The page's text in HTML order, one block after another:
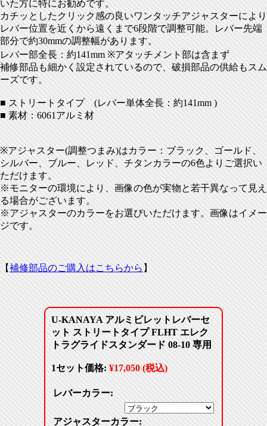
いた方に特にお勧めです。
カチッとしたクリック感の良いワンタッチアジャスターにより
レバー位置を近くから遠くまで6段階で調整可能。レバー先端
部分で約30mmの調整幅があります。
レバー部全長：約141mm ※アタッチメント部は含まず
補修部品も細かく設定されているので、破損部品の供給もスム
ーズです。
■ ストリートタイプ (レバー単体全長：約141mm )
■ 素材：6061アルミ材
※アジャスター(調整つまみ)はカラー：ブラック、ゴールド、
シルバー、ブルー、レッド、チタンカラーの6色よりご選択い
ただけます。
※モニターの環境により、画像の色が実物と若干異なって見え
る場合がございます。
※アジャスターのカラーをお選びいただけます。画像はイメー
ジです。
【補修部品のご購入はこちらから】
U-KANAYA アルミビレットレバーセ
ット ストリートタイプ FLHT エレク
トラグライドスタンダード 08-10 専用
1セット価格:¥17,050 (税込)
レバーカラー:
アジャスターカラー: